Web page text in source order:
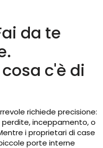
da te
c'è di
richiede precisione:
inceppamento, o
i proprietari di case
porte interne